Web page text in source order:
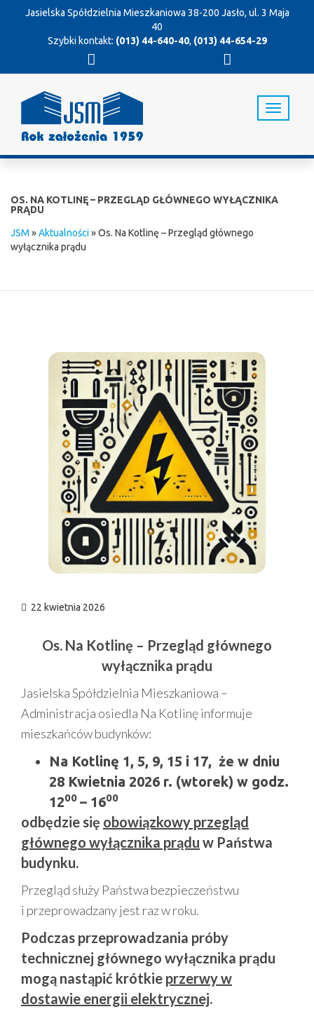
Jasielska Spółdzielnia Mieszkaniowa 38-200 Jasło, ul. 3 Maja
40
Szybki kontakt: (013) 44-640-40, (013) 44-654-29
T
o
i
OS. NA KOTLINĘ – PRZEGLĄD GŁÓWNEGO WYŁĄCZNIKA
PRĄDU
JSM »Aktualności»Os. Na Kotlinę – Przegląd głównego
wyłącznika prądu
22 kwietnia 2026
Os. Na Kotlinę – Przegląd głównego
wyłącznika prądu
Jasielska Spółdzielnia Mieszkaniowa –
Administracja osiedla Na Kotlinę informuje
mieszkańców budynków:
Na Kotlinę 1, 5, 9, 15 i 17, że w dniu
28 Kwietnia 2026 r. (wtorek) w godz.
1200 – 1600
odbędzie się obowiązkowy przegląd
głównego wyłącznika prądu w Państwa
budynku.
Przegląd służy Państwa bezpieczeństwu
i przeprowadzany jest raz w roku.
Podczas przeprowadzania próby
technicznej głównego wyłącznika prądu
mogą nastąpić krótkie przerwy w
dostawie energii elektrycznej.